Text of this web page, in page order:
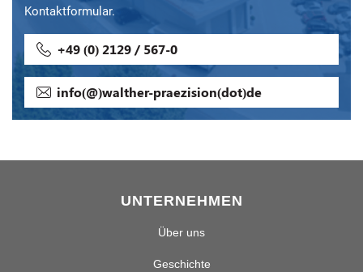
Kontaktformular.
+49 (0) 2129 / 567-0
info(@)walther-praezision(dot)de
UNTERNEHMEN
Über uns
Geschichte